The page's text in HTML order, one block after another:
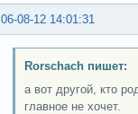
06-08-12 14:01:31
Rorschach пишет:
а вот другой, кто
главное не хочет.